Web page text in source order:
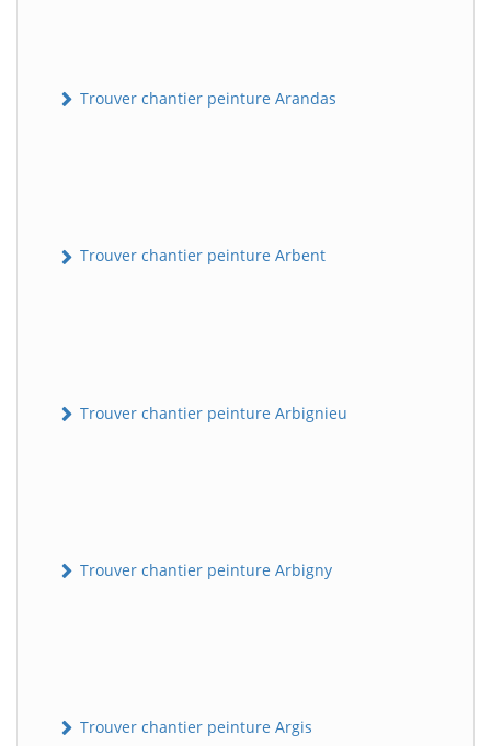
Trouver chantier peinture Arandas
Trouver chantier peinture Arbent
Trouver chantier peinture Arbignieu
Trouver chantier peinture Arbigny
Trouver chantier peinture Argis